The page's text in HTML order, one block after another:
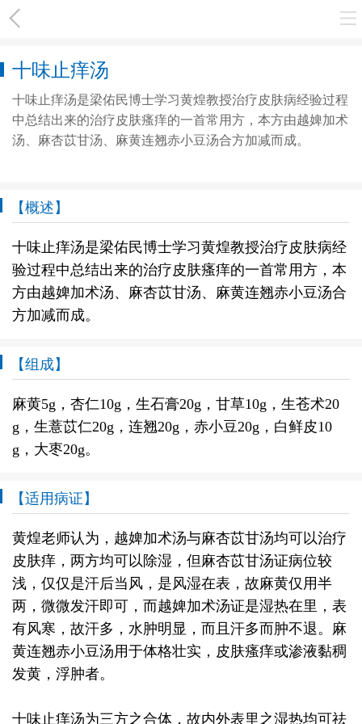
十味止痒汤
十味止痒汤是梁佑民博士学习黄煌教授治疗皮肤病经验过程
中总结出来的治疗皮肤瘙痒的一首常用方，本方由越婢加术
汤、麻杏苡甘汤、麻黄连翘赤小豆汤合方加减而成。
【概述】
十味止痒汤是梁佑民博士学习黄煌教授治疗皮肤病经
验过程中总结出来的治疗皮肤瘙痒的一首常用方，本
方由越婢加术汤、麻杏苡甘汤、麻黄连翘赤小豆汤合
方加减而成。
【组成】
麻黄5g，杏仁10g，生石膏20g，甘草10g，生苍术20
g，生薏苡仁20g，连翘20g，赤小豆20g，白鲜皮10
g，大枣20g。
【适用病证】
黄煌老师认为，越婢加术汤与麻杏苡甘汤均可以治疗
皮肤痒，两方均可以除湿，但麻杏苡甘汤证病位较
浅，仅仅是汗后当风，是风湿在表，故麻黄仅用半
两，微微发汗即可，而越婢加术汤证是湿热在里，表
有风寒，故汗多，水肿明显，而且汗多而肿不退。麻
黄连翘赤小豆汤用于体格壮实，皮肤瘙痒或渗液黏稠
发黄，浮肿者。
十味止痒汤为三方之合体，故内外表里之湿热均可祛